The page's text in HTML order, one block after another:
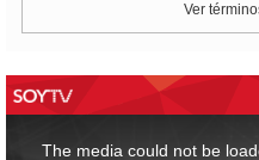
Ver
The media could not be